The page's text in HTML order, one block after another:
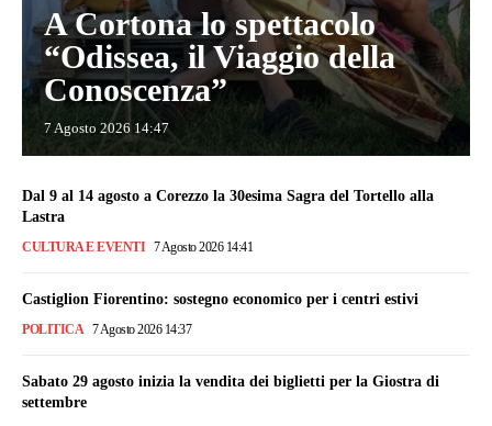
A Cortona lo spettacolo
“Odissea, il Viaggio della
Conoscenza”
7 Agosto 2026 14:47
Dal 9 al 14 agosto a Corezzo la 30esima Sagra del Tortello alla
Lastra
CULTURA E EVENTI 7 Agosto 2026 14:41
Castiglion Fiorentino: sostegno economico per i centri estivi
POLITICA 7 Agosto 2026 14:37
Sabato 29 agosto inizia la vendita dei biglietti per la Giostra di
settembre